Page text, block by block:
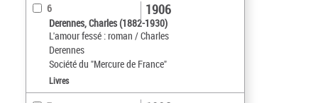
6
Derennes, Charles (1882-1930)
L'amour fessé : roman / Charles
Derennes
Société du "Mercure de France"
1906
Livres